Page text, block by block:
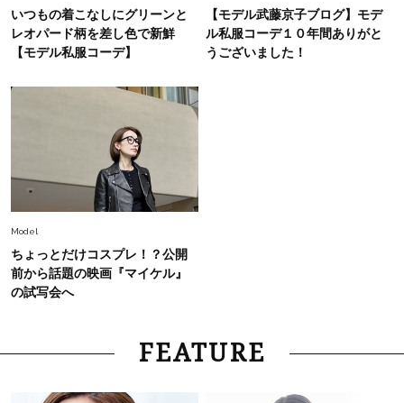
Fashion 2026.5.29
今、40代の「メガネ＆サングラス」のトレンド
に更新あり！“黒ぶち以外”が新定番に
2026.8.5
オシャレ40代の【ワンピ＆オールインワン】最
旬着こなし3選。地味見え回避のコツは「バッグ
選び」！
Fashion 2026.7.31
Fashion
いつもの着こなしにグリーンと
レオパード柄を差し色で新鮮
【モデル私服コーデ】
【モデル武藤京子ブログ】モデ
ル私服コーデ１０年間ありがと
うございました！
Model
ちょっとだけコスプレ！？公開
前から話題の映画『マイケル』
の試写会へ
FEATURE